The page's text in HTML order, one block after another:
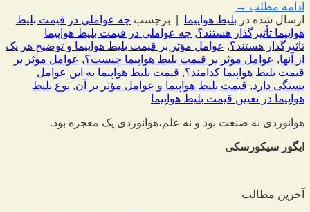
ادامه مطلب →
ارسال شده در بلیط هواپیما برچسب چه عواملی در قیمت بلیط
هواپیما تأثیرگذار هستند؟, چه عواملی در قیمت بلیط هواپیما
تاثیرگذار هستند؟, عوامل مؤثر بر قیمت بلیط هواپیما و توضیح هر یک
از آنها, عوامل موثر بر قیمت بلیط هواپیما چیست؟, عوامل موثر بر
قیمت بلیط هواپیما کدامند؟, قیمت بلیط هواپیما به این عوامل
بستگی دارد, قیمت بلیط هواپیما و عوامل مؤثر بر آن, نوع بلیط
هواپیما در تعیین قیمت بلیط هواپیما
هوانوردی نه صنعت بود و نه علم،هوانوردی یک معجزه بود.
ایگور سیکورسکی
آخرین مطالب